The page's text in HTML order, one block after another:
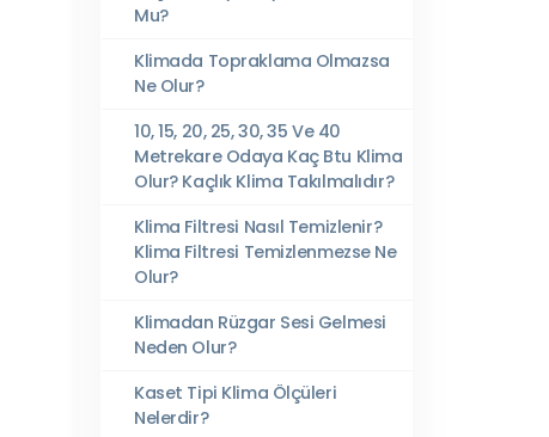
Mu?
Klimada Topraklama Olmazsa
Ne Olur?
10, 15, 20, 25, 30, 35 Ve 40
Metrekare Odaya Kaç Btu Klima
Olur? Kaçlık Klima Takılmalıdır?
Klima Filtresi Nasıl Temizlenir?
Klima Filtresi Temizlenmezse Ne
Olur?
Klimadan Rüzgar Sesi Gelmesi
Neden Olur?
Kaset Tipi Klima Ölçüleri
Nelerdir?